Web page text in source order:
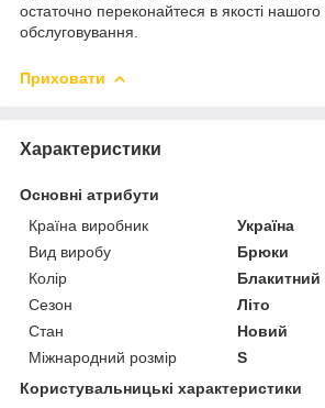
остаточно переконайтеся в якості нашого
обслуговування.
Приховати
Характеристики
Основні атрибути
Країна виробник
Україна
Вид виробу
Брюки
Колір
Блакитний
Сезон
Літо
Стан
Новий
Міжнародний розмір
S
Користувальницькі характеристики